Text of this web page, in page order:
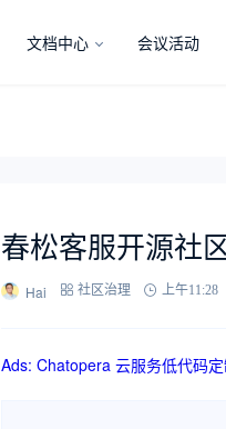
文档中心 会议活动
春松客服开源社
Hai 社区治理 上午11:28
Ads: Chatopera 云服务低代码